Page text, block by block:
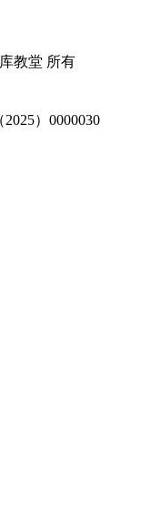
教堂 所有
）0000030